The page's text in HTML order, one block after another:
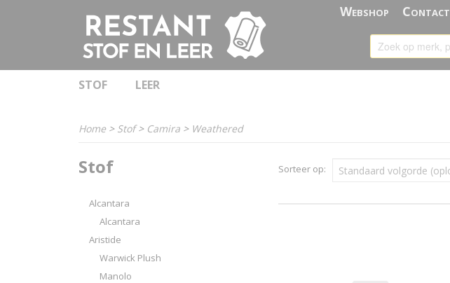
Webshop Contact
STOF LEER
Home> Stof> Camira > Weathered
Stof
Alcantara
Alcantara
Aristide
Warwick Plush
Manolo
Sorteer op: